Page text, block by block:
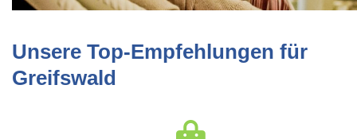
Unsere Top-Empfehlungen für
Greifswald